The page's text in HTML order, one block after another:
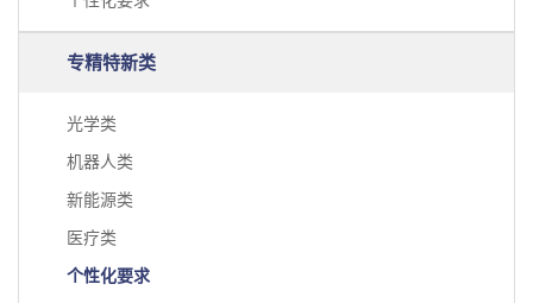
专精特新类
光学类
机器人类
新能源类
医疗类
个性化要求